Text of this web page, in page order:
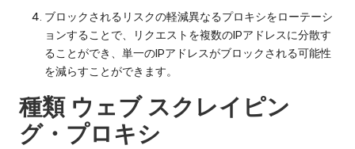
ブロックされるリスクの軽減異なるプロキシをローテーシ
ョンすることで、リクエストを複数のIPアドレスに分散す
ることができ、単一のIPアドレスがブロックされる可能性
を減らすことができます。
種類 ウェブ スクレイピン
グ・プロキシ